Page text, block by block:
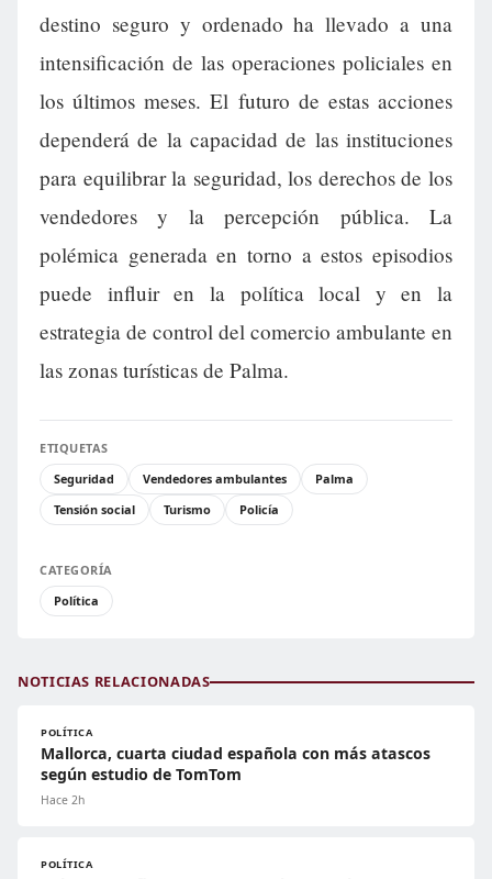
destino seguro y ordenado ha llevado a una
intensificación de las operaciones policiales en
los últimos meses. El futuro de estas acciones
dependerá de la capacidad de las instituciones
para equilibrar la seguridad, los derechos de los
vendedores y la percepción pública. La
polémica generada en torno a estos episodios
puede influir en la política local y en la
estrategia de control del comercio ambulante en
las zonas turísticas de Palma.
ETIQUETAS
Seguridad
Vendedores ambulantes
Palma
Tensión social
Turismo Policía
CATEGORÍA
Política
NOTICIAS RELACIONADAS
POLÍTICA
Mallorca, cuarta ciudad española con más atascos
según estudio de TomTom
Hace 2h
POLÍTICA